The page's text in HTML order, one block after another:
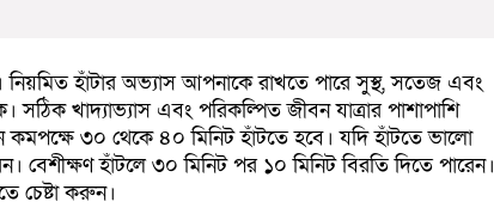
নিয়মিত হাঁটার অভ্যাস আপনাকে রাখতে পারে সুস্থ, সতেজ এবং
সঠিক খাদ্যাভ্যাস এবং পরিকল্পিত জীবন যাত্রার পাশাপাশি
কমপক্ষে ৩০ থেকে ৪০ মিনিট হাঁটতে হবে। যদি হাঁটতে ভালো
বেশীক্ষণ হাঁটলে ৩০ মিনিট পর ১০ মিনিট বিরতি দিতে পারেন।
চেষ্টা করুন।